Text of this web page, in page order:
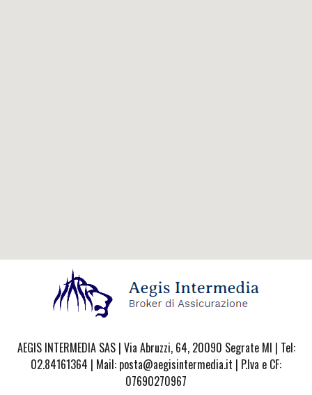
AEGIS INTERMEDIA SAS | Via Abruzzi, 64, 20090 Segrate MI | Tel:
02.84161364 | Mail: posta@aegisintermedia.it | P.Iva e CF:
07690270967